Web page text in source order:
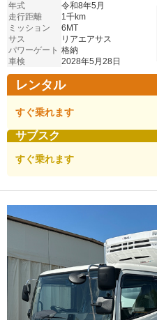
年式
令和8年5月
走行距離
1千km
ミッション
6MT
サス
リアエアサス
パワーゲート 格納
車検
2028年5月28日
レンタル
すぐ乗れます
サブスク
すぐ乗れます